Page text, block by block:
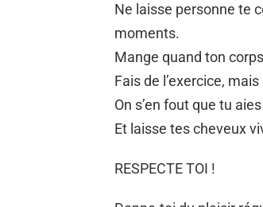
Ne laisse personne te
moments.
Mange quand ton
Fais de l’exercice,
On s’en fout que tu
Et laisse tes cheveux
RESPECTE TOI !